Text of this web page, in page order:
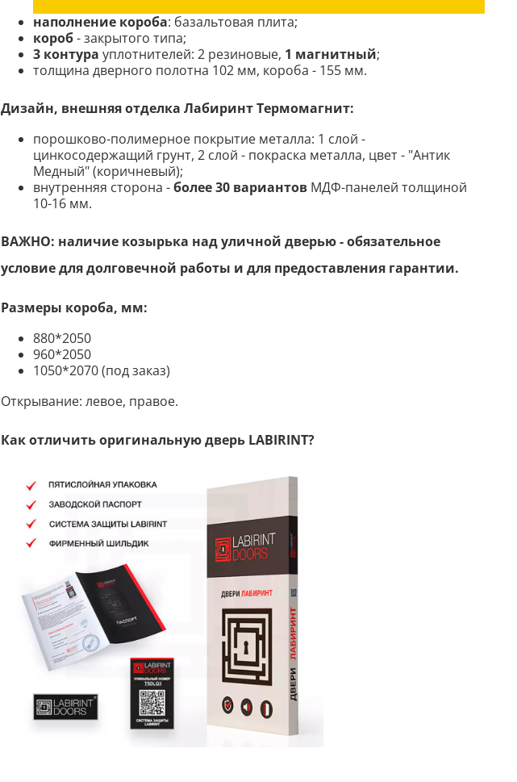
наполнение короба: базальтовая плита;
короб- закрытого типа;
3 контура уплотнителей: 2 резиновые, 1 магнитный;
толщина дверного полотна 102 мм, короба - 155 мм.
Дизайн, внешняя отделка Лабиринт Термомагнит:
порошково-полимерное покрытие металла: 1 слой -
цинкосодержащий грунт, 2 слой - покраска металла, цвет - "Антик
Медный" (коричневый);
внутренняя сторона -более 30 вариантов МДФ-панелей толщиной
10-16 мм.
ВАЖНО: наличие козырька над уличной дверью - обязательное
условие для долговечной работы и для предоставления гарантии.
Размеры короба, мм:
880*2050
960*2050
1050*2070 (под заказ)
Открывание: левое, правое.
Как отличить оригинальную дверь LABIRINT?